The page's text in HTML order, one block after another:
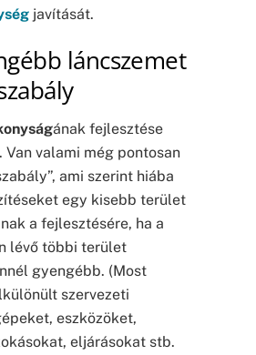
javítását.
láncszemet
ának fejlesztése
valami még pontosan
ami szerint hiába
egy kisebb terület
a fejlesztésére, ha a
lévő többi terület
gyengébb. (Most
szervezeti
eszközöket,
eljárásokat stb.